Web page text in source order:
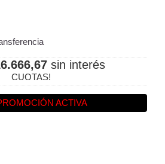
sin interés
CUOTAS!
ACTIVA